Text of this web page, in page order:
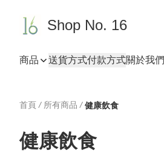
Shop No. 16
商品 送貨方式付款方式關於我們
首頁 / 所有商品 / 健康飲食
健康飲食